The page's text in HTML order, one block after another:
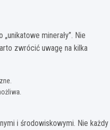
minerały”. Nie
zwrócić uwagę na kilka
i środowiskowymi. Nie każdy